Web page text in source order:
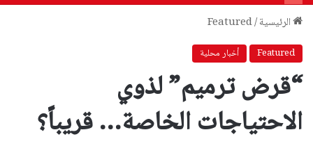
الرئيسية/
Featured
Featured أخبار محلية
“قرض ترميم” لذوي
الاحتياجات الخاصة… قريباً؟